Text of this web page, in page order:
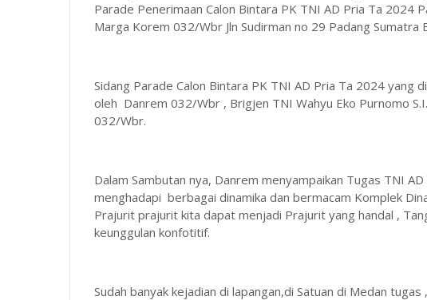
Parade Penerimaan Calon Bintara PK TNI AD Pria Ta 2024
Marga Korem 032/Wbr Jln Sudirman no 29 Padang Sumatra
Sidang Parade Calon Bintara PK TNI AD Pria Ta 2024 yang
oleh Danrem 032/Wbr , Brigjen TNI Wahyu Eko Purnomo
032/Wbr.
Dalam Sambutan nya, Danrem menyampaikan Tugas TNI
menghadapi berbagai dinamika dan bermacam Komplek
Prajurit prajurit kita dapat menjadi Prajurit yang handal ,
keunggulan konfotitif.
Sudah banyak kejadian di lapangan,di Satuan di Medan